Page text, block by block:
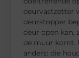
deurvastzetter
deurstopper
deur open kan,
de muur komt.
anders: die